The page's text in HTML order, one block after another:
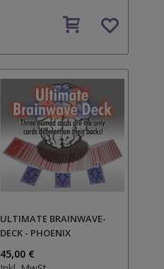
den
ULTIMATE BRAINWAVE-
DECK - PHOENIX
45,00 €